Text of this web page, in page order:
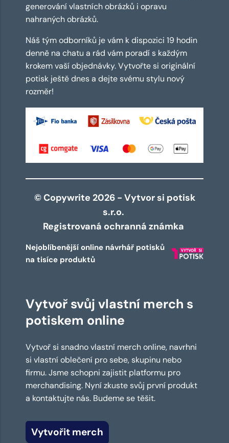
generování vlastních obrázků i opravu
nahraných obrázků.
Náš tým odborníků je vám k dispozici 19 hodin
denně na chatu a rád vám poradí s každým
krokem vaší objednávky. Vytvořte si originální
potisk ještě dnes a dejte svému stylu nový
rozměr!
© Copywrite 2026 - Vytvor si potisk
s.r.o.
Registrovaná ochranná známka
Nejoblíbenější online návrhář potisků
na tisíce produktů
Vytvoř svůj vlastní merch s
potiskem online
Vytvoř si snadno vlastní merch online, navrhni
si vlastní oblečení pro sebe, skupinu nebo
firmu. Jsme schopni zajistit platformu pro
merchandising. Nyní zkuste svůj první produkt
a kontaktujte nás. Budeme se těšit.
Vytvořit merch